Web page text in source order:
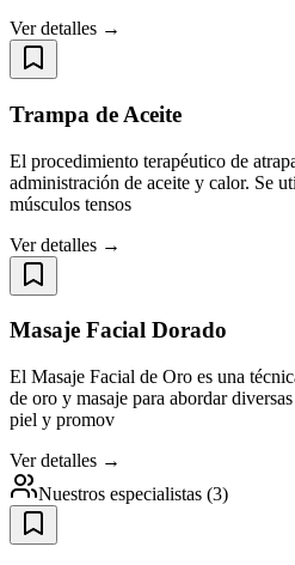
Ver detalles →
Trampa de Aceite
El procedimiento terapéutico de
administración de aceite y calor. Se
músculos tensos
Ver detalles →
Masaje Facial Dorado
El Masaje Facial de Oro es una
de oro y masaje para abordar
piel y promov
Ver detalles →
Nuestros especialistas (3)